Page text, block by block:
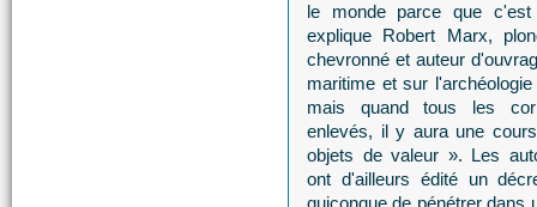
le monde parce que
explique Robert Marx,
chevronné et auteur
maritime et sur
mais quand tous les
enlevés, il y aura une
objets de valeur ». Les
ont d'ailleurs édité un
quiconque de pénétrer dans